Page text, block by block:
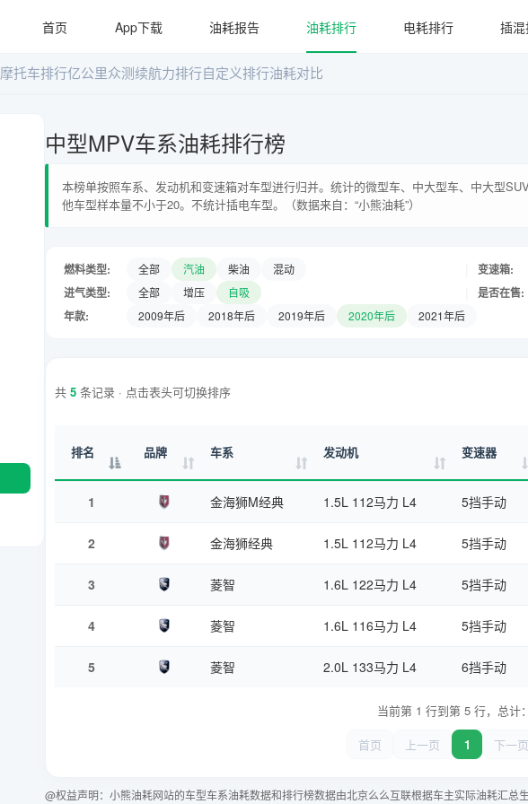
首页 App下载 油耗报告 油耗排行 电耗排行 插
摩托车排行亿公里众测续航力排行自定义排行油耗对比
中型MPV车系油耗排行榜
本榜单按照车系、发动机和变速箱对车型进行归并。统计的微型车、中大型车、中大型
他车型样本量不小于20。不统计插电车型。（数据来自：“小熊油耗”）
燃料类型: 全部 汽油 柴油 混动 变速箱:
进气类型: 全部 增压 自吸 是否在售:
年款: 2009年后 2018年后 2019年后 2020年后 2021年后
共 5 条记录 · 点击表头可切换排序
排名 品牌 车系 发动机 变速器
1 金海狮M经典 1.5L 112马力 L4 5挡手动
2 金海狮经典 1.5L 112马力 L4 5挡手动
3 菱智 1.6L 122马力 L4 5挡手动
4 菱智 1.6L 116马力 L4 5挡手动
5 菱智 2.0L 133马力 L4 6挡手动
当前第 1 行到第 5 行，总计
首页
上一页 1 下一页
@权益声明：小熊油耗网站的车型车系油耗数据和排行榜数据由北京么么互联根据车主实际油耗汇